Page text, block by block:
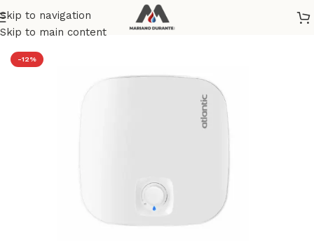
Skip to navigation
Skip to main content
Home/RISCALDAMENTO/SCALDACQUA ELETTRICI
-12%